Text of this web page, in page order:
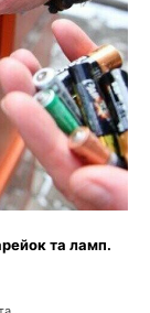
та ламп.